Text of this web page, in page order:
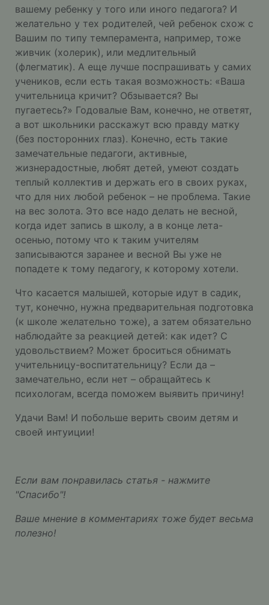
вашему ребенку у того или иного педагога? И
желательно у тех родителей, чей ребенок схож с
Вашим по типу темперамента, например, тоже
живчик (холерик), или медлительный
(флегматик). А еще лучше поспрашивать у самих
учеников, если есть такая возможность: «Ваша
учительница кричит? Обзывается? Вы
пугаетесь?» Годовалые Вам, конечно, не ответят,
а вот школьники расскажут всю правду матку
(без посторонних глаз). Конечно, есть такие
замечательные педагоги, активные,
жизнерадостные, любят детей, умеют создать
теплый коллектив и держать его в своих руках,
что для них любой ребенок – не проблема. Такие
на вес золота. Это все надо делать не весной,
когда идет запись в школу, а в конце лета-
осенью, потому что к таким учителям
записываются заранее и весной Вы уже не
попадете к тому педагогу, к которому хотели.
Что касается малышей, которые идут в садик,
тут, конечно, нужна предварительная подготовка
(к школе желательно тоже), а затем обязательно
наблюдайте за реакцией детей: как идет? С
удовольствием? Может броситься обнимать
учительницу-воспитательницу? Если да –
замечательно, если нет – обращайтесь к
психологам, всегда поможем выявить причину!
Удачи Вам! И побольше верить своим детям и
своей интуиции!
Если вам понравилась статья - нажмите
"Спасибо"!
Ваше мнение в комментариях тоже будет весьма
полезно!